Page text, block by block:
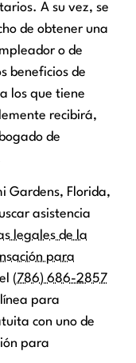
A su vez, se
de obtener una
o de
beneficios de
los que tiene
recibirá,
de
Gardens, Florida,
asistencia
legales de la
para
(786) 686-2857
para
con uno de
para